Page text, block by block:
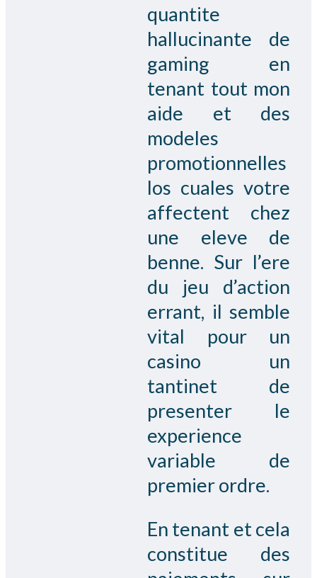
quantite
hallucinante de
gaming en
tenant tout mon
aide et des
modeles
promotionnelles
los cuales votre
affectent chez
une eleve de
benne. Sur l’ere
du jeu d’action
errant, il semble
vital pour un
casino un
tantinet de
presenter le
experience
variable de
premier ordre.
En tenant et cela
constitue des